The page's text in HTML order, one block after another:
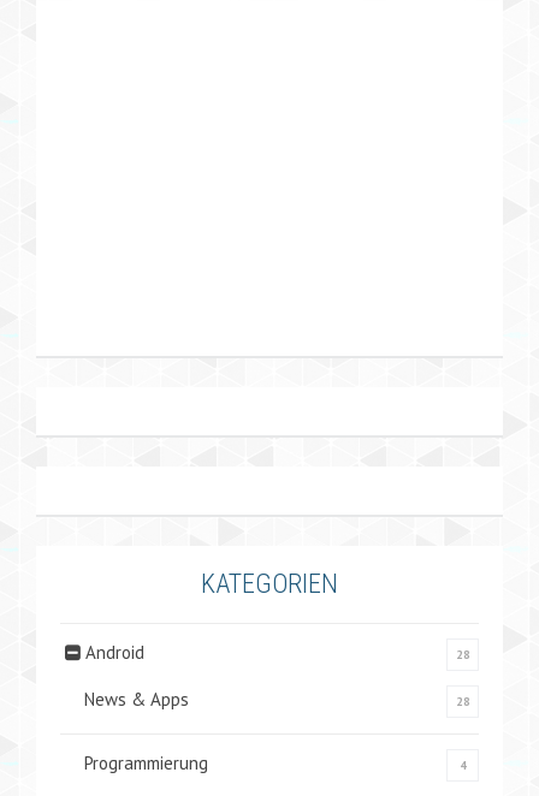
KATEGORIEN
Android 28
News & Apps 28
Programmierung 4